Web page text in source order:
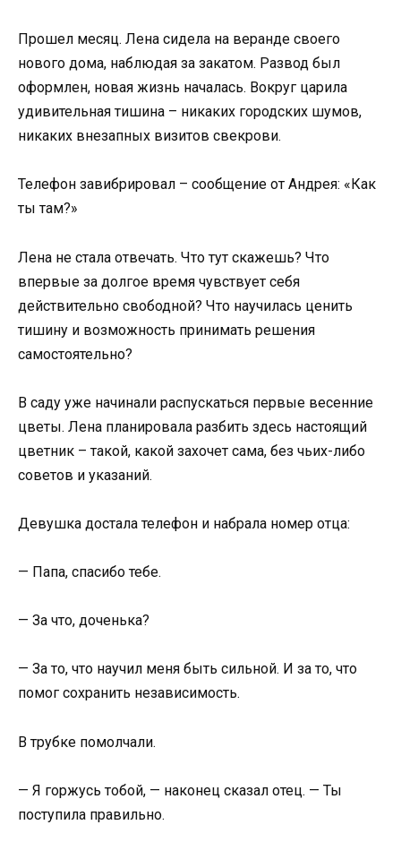
Прошел месяц. Лена сидела на веранде своего
нового дома, наблюдая за закатом. Развод был
оформлен, новая жизнь началась. Вокруг царила
удивительная тишина – никаких городских шумов,
никаких внезапных визитов свекрови.
Телефон завибрировал – сообщение от Андрея: «Как
ты там?»
Лена не стала отвечать. Что тут скажешь? Что
впервые за долгое время чувствует себя
действительно свободной? Что научилась ценить
тишину и возможность принимать решения
самостоятельно?
В саду уже начинали распускаться первые весенние
цветы. Лена планировала разбить здесь настоящий
цветник – такой, какой захочет сама, без чьих-либо
советов и указаний.
Девушка достала телефон и набрала номер отца:
— Папа, спасибо тебе.
— За что, доченька?
— За то, что научил меня быть сильной. И за то, что
помог сохранить независимость.
В трубке помолчали.
— Я горжусь тобой, — наконец сказал отец. — Ты
поступила правильно.